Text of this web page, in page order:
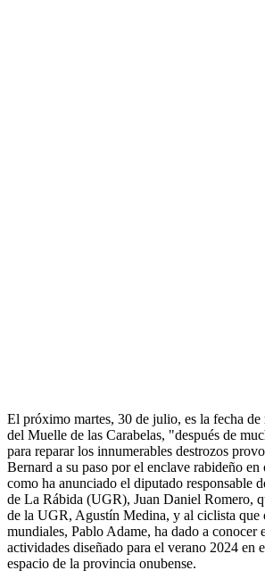
El próximo martes, 30 de julio, es la fecha
del Muelle de las Carabelas, "después de
para reparar los innumerables destrozos
Bernard a su paso por el enclave rabideño
como ha anunciado el diputado responsable
de La Rábida (UGR), Juan Daniel Romero,
de la UGR, Agustín Medina, y al ciclista que
mundiales, Pablo Adame, ha dado a conocer
actividades diseñado para el verano 2024 en
espacio de la provincia onubense.